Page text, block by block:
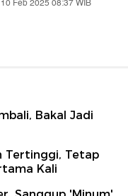
Feb 2025 08:37 WIB
Bakal Jadi
Tertinggi, Tetap
Kali